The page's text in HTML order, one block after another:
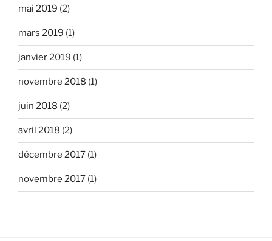
mai 2019 (2)
mars 2019 (1)
janvier 2019 (1)
novembre 2018 (1)
juin 2018 (2)
avril 2018 (2)
décembre 2017 (1)
novembre 2017 (1)